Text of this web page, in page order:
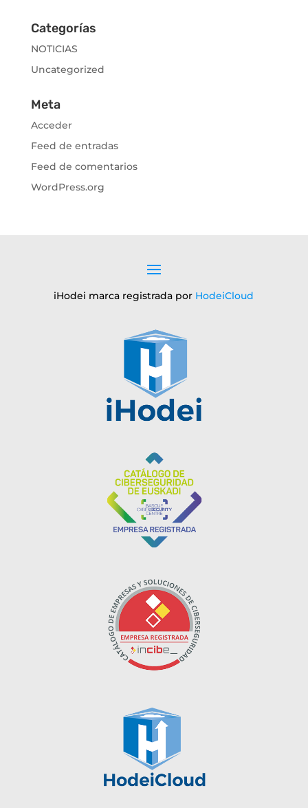
Categorías
NOTICIAS
Uncategorized
Meta
Acceder
Feed de entradas
Feed de comentarios
WordPress.org
iHodei marca registrada por HodeiCloud